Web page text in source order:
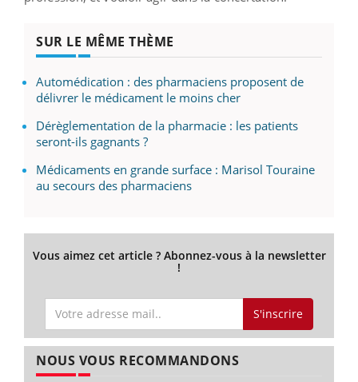
SUR LE MÊME THÈME
Automédication : des pharmaciens proposent de
délivrer le médicament le moins cher
Dérèglementation de la pharmacie : les patients
seront-ils gagnants ?
Médicaments en grande surface : Marisol Touraine
au secours des pharmaciens
Vous aimez cet article ? Abonnez-vous à la newsletter
!
S'inscrire
NOUS VOUS RECOMMANDONS